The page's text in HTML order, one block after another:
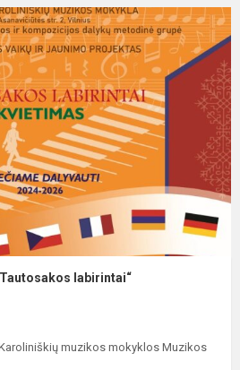
labirintai“
muzikos mokyklos Muzikos